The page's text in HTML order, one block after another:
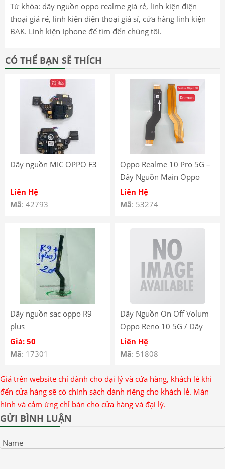
Từ khóa: dây nguồn oppo realme giá rẻ, linh kiện điện
thoại giá rẻ, linh kiện điện thoại giá sỉ, cửa hàng linh kiện
BAK. Linh kiện Iphone để tìm đến chúng tôi.
CÓ THỂ BẠN SẼ THÍCH
Dây nguồn MIC OPPO F3
Liên Hệ
Mã: 42793
Oppo Realme 10 Pro 5G –
Dây Nguồn Main Oppo
Realme 10 Pro 5G – Cáp
Nối Main Oppo Realme 10
Pro 5G Motherboard Flex
Liên Hệ
Mã: 53274
Dây nguồn sac oppo R9
plus
Giá: 50
Mã: 17301
Dây Nguồn On Off Volum
Oppo Reno 10 5G / Dây
Nút Nguồn Power Âm
Lượng Oppo Reno 10 5G
Liên Hệ
Mã: 51808
Giá trên website chỉ dành cho đại lý và cửa hàng, khách lẻ khi
đến cửa hàng sẽ có chính sách dành riêng cho khách lẻ. Màn
hình và cảm ứng chỉ bán cho cửa hàng và đại lý.
GỬI BÌNH LUẬN
Name